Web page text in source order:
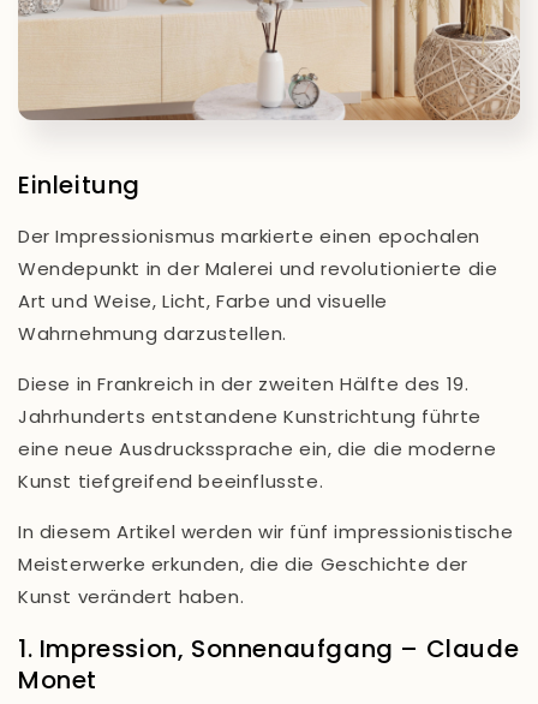
Einleitung
Der Impressionismus markierte einen epochalen
Wendepunkt in der Malerei und revolutionierte die
Art und Weise, Licht, Farbe und visuelle
Wahrnehmung darzustellen.
Diese in Frankreich in der zweiten Hälfte des 19.
Jahrhunderts entstandene Kunstrichtung führte
eine neue Ausdruckssprache ein, die die moderne
Kunst tiefgreifend beeinflusste.
In diesem Artikel werden wir fünf impressionistische
Meisterwerke erkunden, die die Geschichte der
Kunst verändert haben.
1. Impression, Sonnenaufgang – Claude
Monet